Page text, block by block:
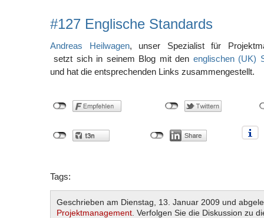
#127 Englische Standards
Andreas Heilwagen, unser Spezialist für
setzt sich in seinem Blog mit den englischen (UK)
und hat die entsprechenden Links zusammengestellt.
Tags:
Geschrieben am Dienstag, 13. Januar 2009 und
Projektmanagement . Verfolgen Sie die Diskussion zu